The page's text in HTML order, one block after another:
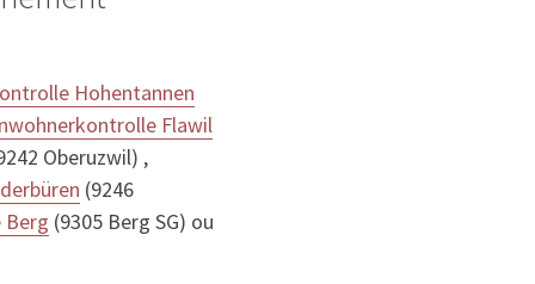
Hohentannen
Flawil
Oberuzwil) ,
(9246
(9305 Berg SG) ou